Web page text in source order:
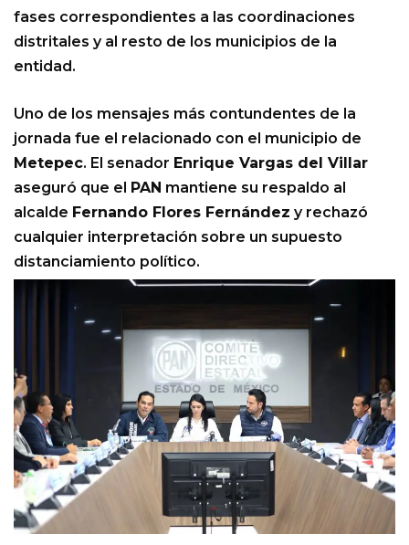
fases correspondientes a las coordinaciones
distritales y al resto de los municipios de la
entidad.
Uno de los mensajes más contundentes de la
jornada fue el relacionado con el municipio de
Metepec. El senador Enrique Vargas del Villar
aseguró que el PAN mantiene su respaldo al
alcalde Fernando Flores Fernández y rechazó
cualquier interpretación sobre un supuesto
distanciamiento político.